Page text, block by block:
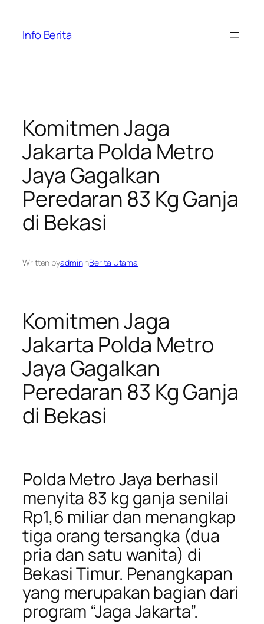
content
Info Berita
Komitmen Jaga
Jakarta Polda Metro
Jaya Gagalkan
Peredaran 83 Kg Ganja
di Bekasi
Written byadmininBerita Utama
Komitmen Jaga
Jakarta Polda Metro
Jaya Gagalkan
Peredaran 83 Kg Ganja
di Bekasi
Polda Metro Jaya berhasil
menyita 83 kg ganja senilai
Rp1,6 miliar dan menangkap
tiga orang tersangka (dua
pria dan satu wanita) di
Bekasi Timur. Penangkapan
yang merupakan bagian dari
program “Jaga Jakarta”.